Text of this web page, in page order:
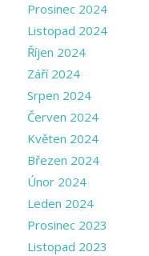
Prosinec 2024
Listopad 2024
Říjen 2024
Září 2024
Srpen 2024
Červen 2024
Květen 2024
Březen 2024
Únor 2024
Leden 2024
Prosinec 2023
Listopad 2023